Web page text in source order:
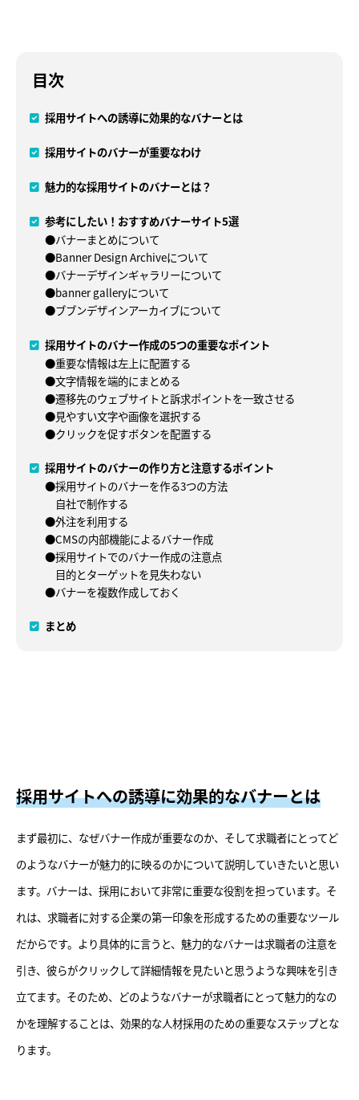
目次
採用サイトへの誘導に効果的なバナーとは
採用サイトのバナーが重要なわけ
魅力的な採用サイトのバナーとは？
参考にしたい！おすすめバナーサイト5選
●バナーまとめについて
●Banner Design Archiveについて
●バナーデザインギャラリーについて
●banner galleryについて
●ブブンデザインアーカイブについて
採用サイトのバナー作成の5つの重要なポイント
●重要な情報は左上に配置する
●文字情報を端的にまとめる
●遷移先のウェブサイトと訴求ポイントを一致させる
●見やすい文字や画像を選択する
●クリックを促すボタンを配置する
採用サイトのバナーの作り方と注意するポイント
●採用サイトのバナーを作る3つの方法
自社で制作する
●外注を利用する
●CMSの内部機能によるバナー作成
●採用サイトでのバナー作成の注意点
目的とターゲットを見失わない
●バナーを複数作成しておく
まとめ
採用サイトへの誘導に効果的なバナーとは
まず最初に、なぜバナー作成が重要なのか、そして求職者にとってど
のようなバナーが魅力的に映るのかについて説明していきたいと思い
ます。バナーは、採用において非常に重要な役割を担っています。そ
れは、求職者に対する企業の第一印象を形成するための重要なツール
だからです。より具体的に言うと、魅力的なバナーは求職者の注意を
引き、彼らがクリックして詳細情報を見たいと思うような興味を引き
立てます。そのため、どのようなバナーが求職者にとって魅力的なの
かを理解することは、効果的な人材採用のための重要なステップとな
ります。